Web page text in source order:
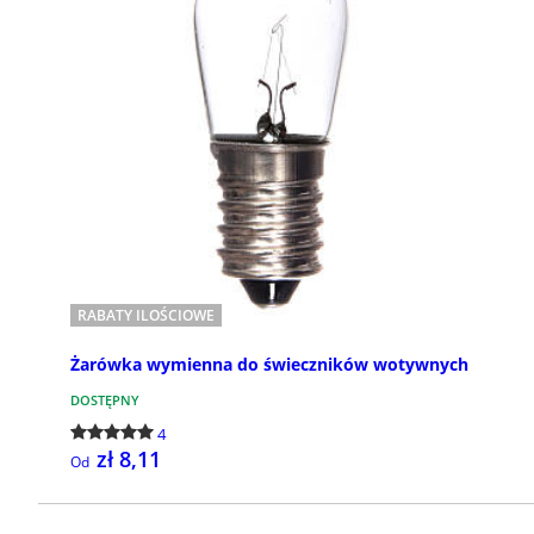
zostają przechowywane hostie i
komunikanty, zawarte w puszce.
Wewnątrz tej kategorii możesz zn...
RABATY ILOŚCIOWE
Żarówka wymienna do świeczników wotywnych
DOSTĘPNY
4
Od zł 8,11